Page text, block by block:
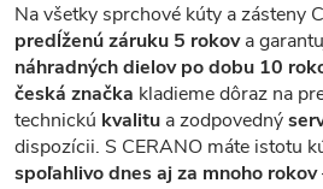
Na všetky sprchové kúty a zásteny
predĺženú záruku 5 rokova
náhradných dielov po dobu 10
česká značka kladieme dôraz na
technickú kvalitu a zodpovedný
dispozícii. S CERANO máte istotu
spoľahlivo dnes aj za mnoho rokov